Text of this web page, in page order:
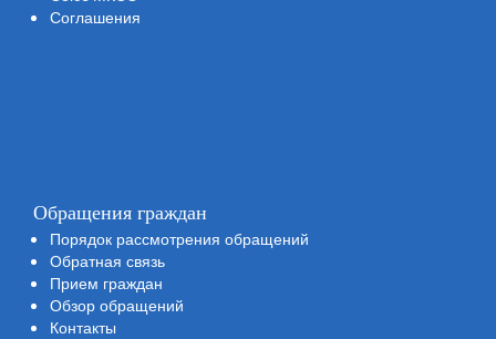
Соглашения
Обращения граждан
Порядок рассмотрения обращений
Обратная связь
Прием граждан
Обзор обращений
Контакты